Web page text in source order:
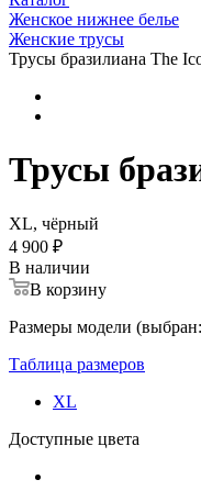
Женское нижнее белье
Женские трусы
Трусы бразилиана The
Трусы
XL, чёрный
4 900 ₽
В наличии
В корзину
Размеры модели
Таблица размеров
XL
Доступные цвета